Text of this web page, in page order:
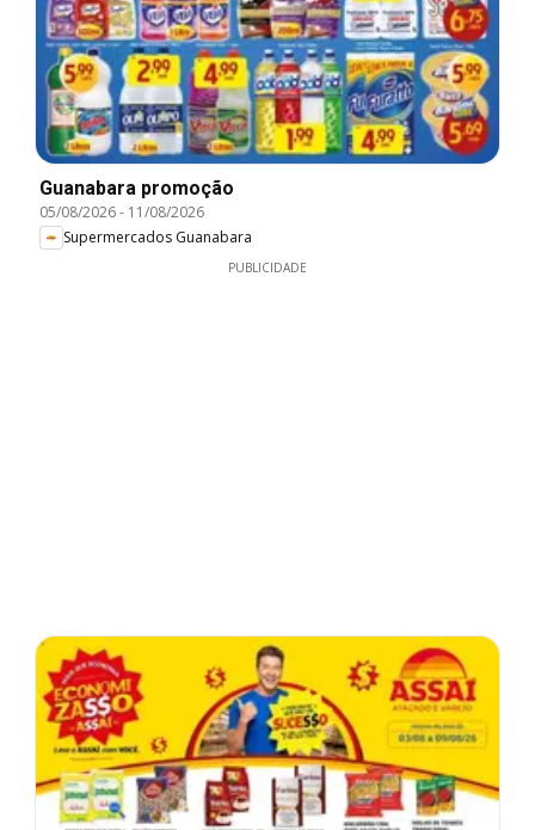
Guanabara promoção
05/08/2026- 11/08/2026
Supermercados Guanabara
PUBLICIDADE